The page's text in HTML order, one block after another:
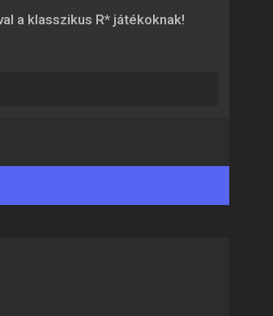
a klasszikus R* játékoknak!